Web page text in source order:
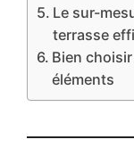
Le sur-
terrasse
Bien
éléments